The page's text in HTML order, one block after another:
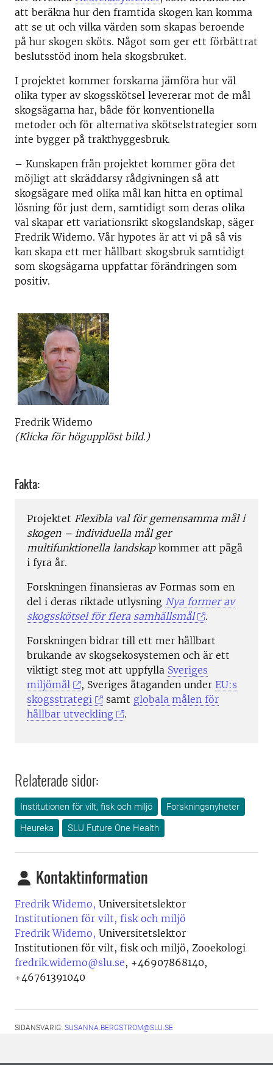
att beräkna hur den framtida skogen kan komma
att se ut och vilka värden som skapas beroende
på hur skogen sköts. Något som ger ett förbättrat
beslutsstöd inom hela skogsbruket.
I projektet kommer forskarna jämföra hur väl
olika typer av skogsskötsel levererar mot de mål
skogsägarna har, både för konventionella
metoder och för alternativa skötselstrategier som
inte bygger på trakthyggesbruk.
– Kunskapen från projektet kommer göra det
möjligt att skräddarsy rådgivningen så att
skogsägare med olika mål kan hitta en optimal
lösning för just dem, samtidigt som deras olika
val skapar ett variationsrikt skogslandskap, säger
Fredrik Widemo. Vår hypotes är att vi på så vis
kan skapa ett mer hållbart skogsbruk samtidigt
som skogsägarna uppfattar förändringen som
positiv.
Fredrik Widemo
(Klicka för högupplöst bild.)
Fakta:
Projektet Flexibla val för gemensamma mål i
skogen – individuella mål ger
multifunktionella landskapkommer att pågå
i fyra år.
Forskningen finansieras av Formas som en
del i deras riktade utlysning Nya former av
skogsskötsel för flera samhällsmål
.
Forskningen bidrar till ett mer hållbart
brukande av skogsekosystemen och är ett
viktigt steg mot att uppfylla Sveriges
miljömål
, Sveriges åtaganden under EU:s
skogsstrategi
samt globala målen för
hållbar utveckling
.
Relaterade sidor:
Institutionen för vilt, fisk och miljö
Forskningsnyheter
Heureka
SLU Future One Health
Kontaktinformation
Fredrik Widemo, Universitetslektor
Institutionen för vilt, fisk och miljö
Fredrik Widemo, Universitetslektor
Institutionen för vilt, fisk och miljö, Zooekologi
fredrik.widemo@slu.se, +46907868140,
+46761391040
SIDANSVARIG: SUSANNA.BERGSTROM@SLU.SE